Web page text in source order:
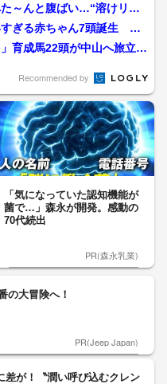
～んと腹ばい…“溶けリ
ぎる赤ちゃん7頭誕生
育成馬22頭が中山へ旅立
Recommended by
「気になっていた認知機能が
菌で…」森永が開発。感動の
70代続出
PR(森永乳業)
の大冒険へ！
PR(Jeep Japan)
差が！〝潤い呼び込むクレン